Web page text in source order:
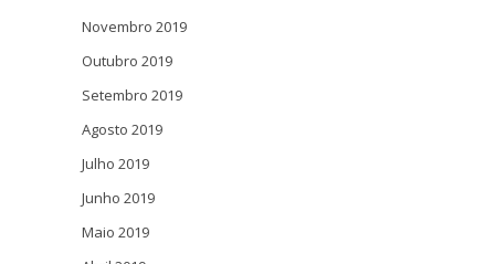
Novembro 2019
Outubro 2019
Setembro 2019
Agosto 2019
Julho 2019
Junho 2019
Maio 2019